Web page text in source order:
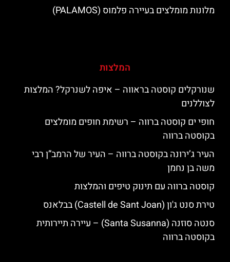
מלונות מומלצים בעיירה פלמוס (PALAMOS)
המלצות
שנורקלים קוסטה בראווה – איפה לשנרקל? המלצות
לצוללנים
חופי ים קוסטה ברווה – רשימת חופים מומלצים
בקוסטה ברווה
העיר ג’ירונה בקוסטה ברווה – העיר של הרמב”ן רבי
משה בן נחמן
קוסטה ברווה עם תינוק טיפים והמלצות
טירת סנט ג'ון (Castell de Sant Joan) בבלאנס
סנטה סוזנה (Santa Susanna) – עיירה תיירותית
בקוסטה ברווה